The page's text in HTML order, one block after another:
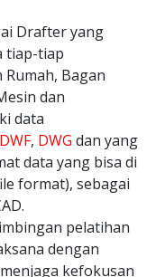
Drafter yang
tiap-tiap
Bagan
dan
data
DWF, DWG dan yang
data yang bisa di
format), sebagai
pelatihan
dengan
kefokusan